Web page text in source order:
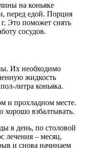
на коньяке
перед едой. Порция
Это поможет снять
сосудов.
Их необходимо
жидкость
литра коньяка.
и прохладном месте.
хорошо взбалтывать.
в день, по столовой
лечения – месяц,
и снова начинаем